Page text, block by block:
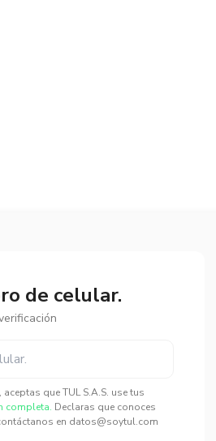
de celular.
que TUL S.A.S. use tus
completa. Declaras que conoces
en datos@soytul.com